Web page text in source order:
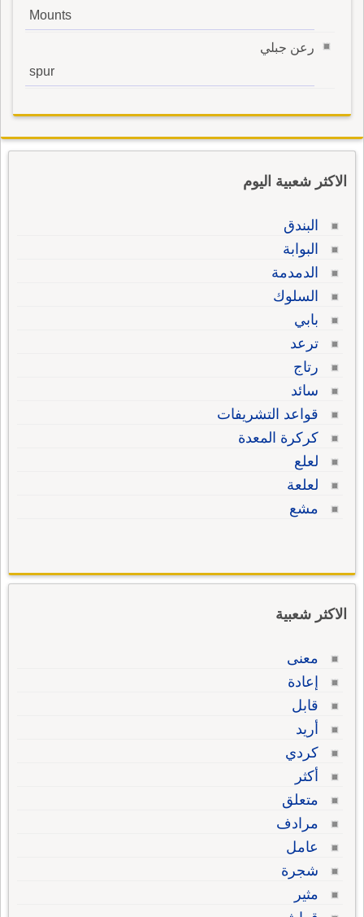
Mounts
رعن جبلي
spur
الاكثر شعبية اليوم
البندق
البوابة
الدمدمة
السلوك
بابي
ترعد
رتاج
سائد
قواعد التشريفات
كركرة المعدة
لعلع
لعلعة
مشع
الاكثر شعبية
معنى
إعادة
قابل
أريد
كردي
أكثر
متعلق
مرادف
عامل
شجرة
مثير